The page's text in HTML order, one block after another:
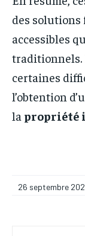
des solutions
accessibles
traditionnels.
certaines
l’obtention
la propriété
26 septembre